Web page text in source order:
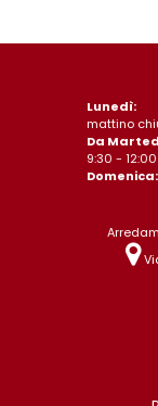
Lunedì:
mattino
Da
9:30 -
Domenica: